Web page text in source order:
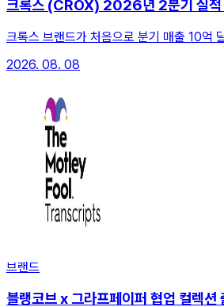
크록스 (CROX) 2026년 2분기 실적
크록스 브랜드가 처음으로 분기 매출 10억
2026. 08. 08
브랜드
블랭코브 x 그라프페이퍼 협업 컬렉션